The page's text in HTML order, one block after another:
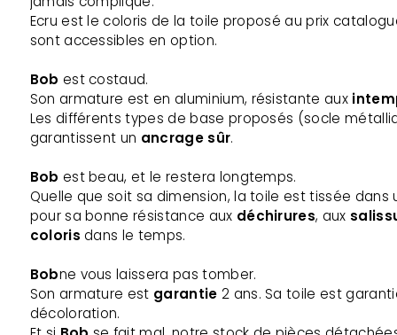
Ecru est le coloris de la toile proposé au prix
sont accessibles en option.
Bob est costaud.
Son armature est en aluminium, résistante aux
Les différents types de base proposés (socle
garantissent un ancrage sûr.
Bob est beau, et le restera longtemps.
Quelle que soit sa dimension, la toile est tissée
pour sa bonne résistance aux déchirures, aux
coloris dans le temps.
Bobne vous laissera pas tomber.
Son armature est garantie 2 ans. Sa toile est
décoloration.